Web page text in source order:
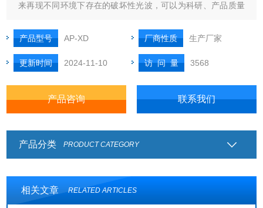
来再现不同环境下存在的破坏性光波，可以为科研、产品质量
产品型号
AP-XD 厂商性质 生产厂家
更新时间 2024-11-10 访 问 量 3568
产品咨询 联系我们
产品分类 PRODUCT CATEGORY
相关文章 RELATED ARTICLES